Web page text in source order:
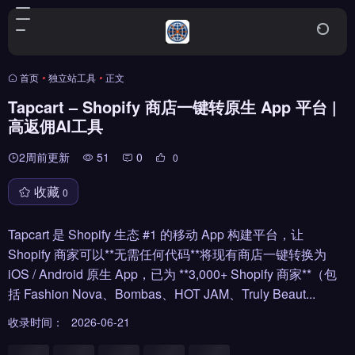
首页 • 独立站工具 • 正文
Tapcart – Shopify 商店一键转原生 App 平台 |
高返佣AI工具
2周前更新 51 0 0
收藏 0
Tapcart 是 Shopify 生态 #1 的移动 App 构建平台，让
Shopify 商家可以**无需任何代码**将现有商店一键转换为
iOS / Android 原生 App，已为 **3,000+ Shopify 商家**（包
括 Fashion Nova、Bombas、HOT JAM、Truly Beaut...
收录时间： 2026-06-21